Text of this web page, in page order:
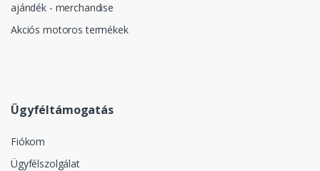
ajándék - merchandise
Akciós motoros termékek
Ügyféltámogatás
Fiókom
Ügyfélszolgálat